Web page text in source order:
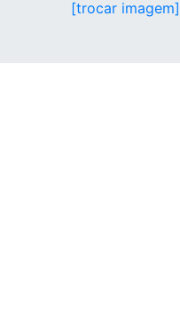
[trocar imagem]